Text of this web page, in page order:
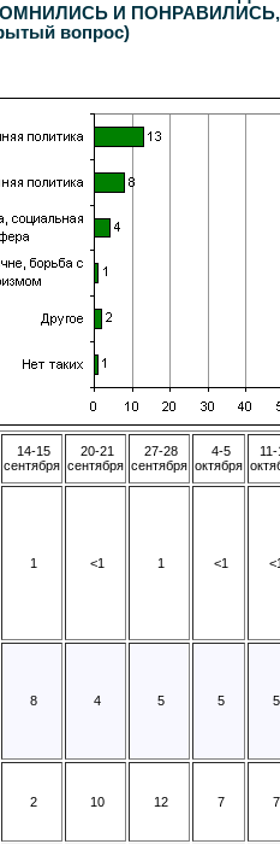
И
вопрос)
14-15
сентября
20-21
сентября
27-28
сентября
4-5
октября
1 <1 1 <1
8 4 5 5 5
2 10 12 7 7